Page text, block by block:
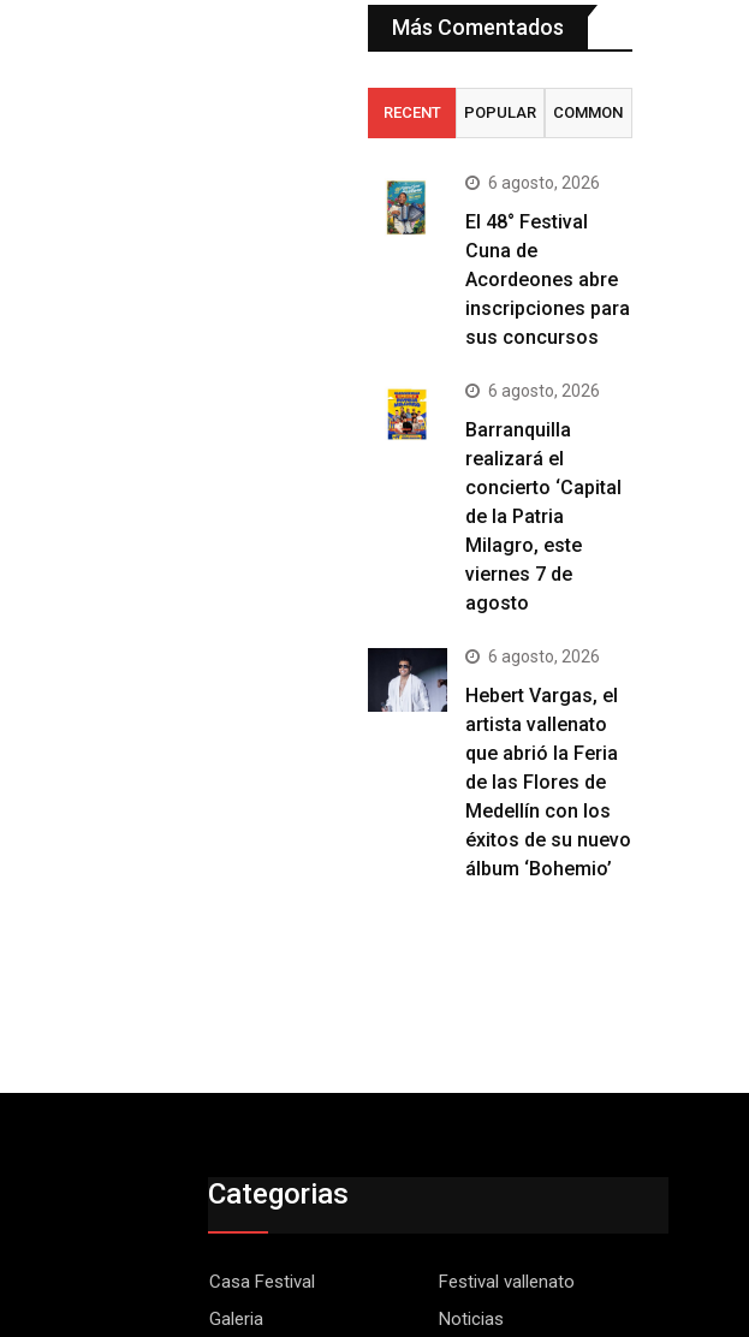
Más Comentados
RECENT POPULAR COMMON
6 agosto, 2026
El 48° Festival
Cuna de
Acordeones abre
inscripciones para
sus concursos
6 agosto, 2026
Barranquilla
realizará el
concierto ‘Capital
de la Patria
Milagro, este
viernes 7 de
agosto
6 agosto, 2026
Hebert Vargas, el
artista vallenato
que abrió la Feria
de las Flores de
Medellín con los
éxitos de su nuevo
álbum ‘Bohemio’
Categorias
Casa Festival
Festival vallenato
Galeria
Noticias